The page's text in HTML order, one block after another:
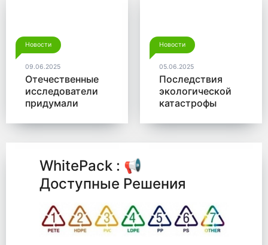
Новости
09.06.2025
Отечественные
исследователи
придумали
для утилизации
Новости
05.06.2025
Последствия
экологической
катастрофы
микробы от
WhitePack : 📢
Доступные Решения